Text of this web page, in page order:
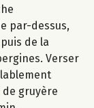
par-dessus,
de la
Verser
de gruyère